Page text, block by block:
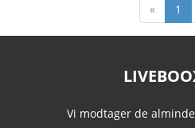
« 1
Vi modtager de